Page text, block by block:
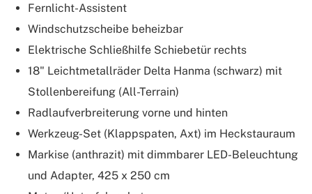
Fernlicht-Assistent
Windschutzscheibe beheizbar
Elektrische Schließhilfe Schiebetür rechts
18" Leichtmetallräder Delta Hanma (schwarz) mit
Stollenbereifung (All-Terrain)
Radlaufverbreiterung vorne und hinten
Werkzeug-Set (Klappspaten, Axt) im Heckstauraum
Markise (anthrazit) mit dimmbarer LED-Beleuchtung
und Adapter, 425 x 250 cm